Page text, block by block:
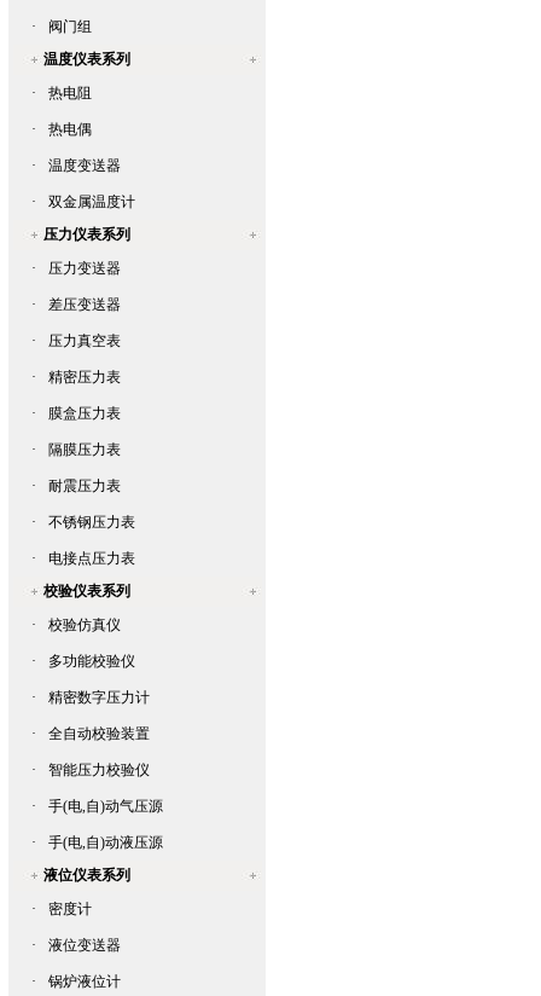
·
阀门组
温度仪表系列
·
热电阻
· 热电偶
· 温度变送器
·
双金属温度计
压力仪表系列
·
压力变送器
· 差压变送器
· 压力真空表
· 精密压力表
· 膜盒压力表
· 隔膜压力表
· 耐震压力表
· 不锈钢压力表
·
电接点压力表
校验仪表系列
·
校验仿真仪
· 多功能校验仪
· 精密数字压力计
· 全自动校验装置
· 智能压力校验仪
· 手(电,自)动气压源
·
手(电,自)动液压源
液位仪表系列
·
密度计
· 液位变送器
· 锅炉液位计